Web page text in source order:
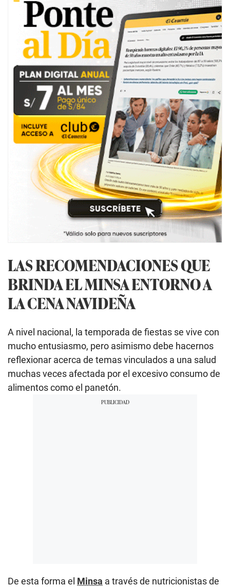
LAS RECOMENDACIONES QUE
BRINDA EL MINSA ENTORNO A
LA CENA NAVIDEÑA
A nivel nacional, la temporada de fiestas se vive con
mucho entusiasmo, pero asimismo debe hacernos
reflexionar acerca de temas vinculados a una salud
muchas veces afectada por el excesivo consumo de
alimentos como el panetón.
De esta forma el Minsa a través de nutricionistas de